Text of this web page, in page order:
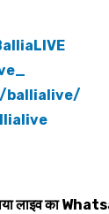
ballialive/
लाइव का